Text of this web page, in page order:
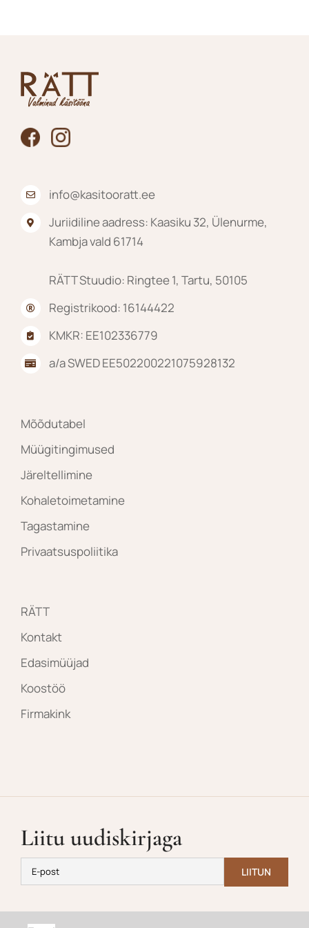
teha
tootelehel.
info@kasitooratt.ee
Juriidiline aadress: Kaasiku 32, Ülenurme,
Kambja vald 61714
RÄTT Stuudio: Ringtee 1, Tartu, 50105
Registrikood: 16144422
KMKR: EE102336779
a/a SWED EE502200221075928132
Mõõdutabel
Müügitingimused
Järeltellimine
Kohaletoimetamine
Tagastamine
Privaatsuspoliitika
RÄTT
Kontakt
Edasimüüjad
Koostöö
Firmakink
Liitu uudiskirjaga